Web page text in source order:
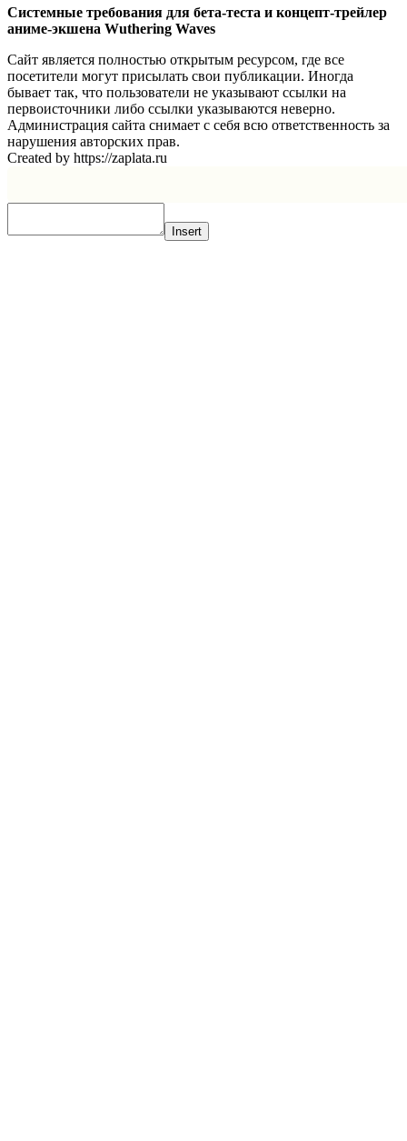
Системные требования для бета-теста и концепт-трейлер
аниме-экшена Wuthering Waves
Сайт является полностью открытым ресурсом, где все
посетители могут присылать свои публикации. Иногда
бывает так, что пользователи не указывают ссылки на
первоисточники либо ссылки указываются неверно.
Администрация сайта снимает с себя всю ответственность за
нарушения авторских прав.
Created by https://zaplata.ru
Insert